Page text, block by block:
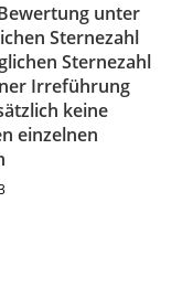
unter
Sternezahl
Sternezahl
Irreführung
keine
einzelnen